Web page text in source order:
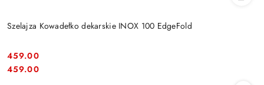
Szelajza Kowadełko dekarskie INOX 100 EdgeFold
Cena:
459.00
Cena:
459.00